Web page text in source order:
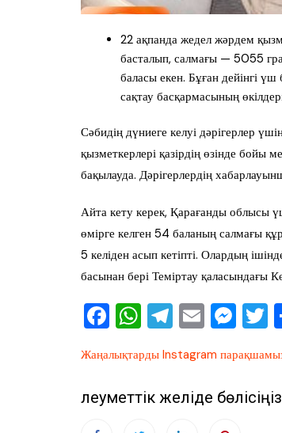
22 ақпанда жедел жәрдем
басталып, салмағы — 5055
баласы екен. Бұған дейінгі
сақтау басқармасының
Сәбидің дүниеге келуі дәрігерлер
қызметкерлері қазірдің өзінде
бақылауда. Дәрігерлердің
Айта кету керек, Қарағанды облысы
өмірге келген 54 баланың салмағы
5 келіден асып кетіпті. Олардың
басынан бері Теміртау қаласындағы
F
c
e
W
at
s
T
e
gr
E
ai
l
M
ss
e
T
Жаңалықтарды Instagram
Әлеуметтік желіде